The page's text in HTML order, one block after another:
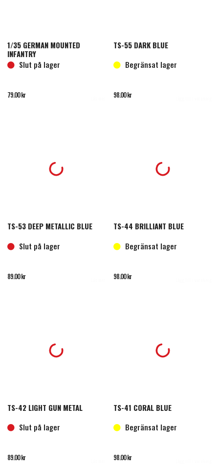
1/35 GERMAN MOUNTED
INFANTRY
Slut på lager
79.00kr
TS-55 DARK BLUE
Begränsat lager
98.00kr
TS-53 DEEP METALLIC BLUE
Slut på lager
89.00kr
TS-44 BRILLIANT BLUE
Begränsat lager
98.00kr
TS-42 LIGHT GUN METAL
Slut på lager
89.00kr
TS-41 CORAL BLUE
Begränsat lager
98.00kr